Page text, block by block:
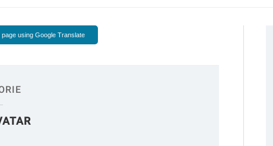
page using Google Translate